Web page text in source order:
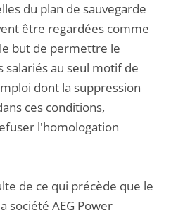
du plan de sauvegarde
être regardées comme
but de permettre le
au seul motif de
dont la suppression
ces conditions,
l'homologation
de ce qui précède que le
société AEG Power